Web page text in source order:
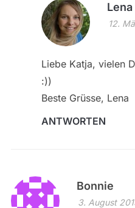
Lena
12.
Liebe Katja, vielen
:))
Beste Grüsse, Lena
ANTWORTEN
Bonnie
3. August